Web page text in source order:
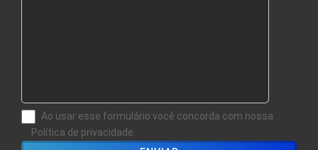
Ao usar esse formulário você concorda com nossa
Política de privacidade.